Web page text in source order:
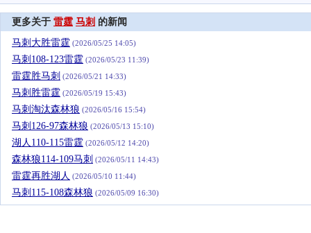
更多关于 雷霆 马刺 的新闻
马刺大胜雷霆 (2026/05/25 14:05)
马刺108-123雷霆 (2026/05/23 11:39)
雷霆胜马刺 (2026/05/21 14:33)
马刺胜雷霆 (2026/05/19 15:43)
马刺淘汰森林狼 (2026/05/16 15:54)
马刺126-97森林狼 (2026/05/13 15:10)
湖人110-115雷霆 (2026/05/12 14:20)
森林狼114-109马刺 (2026/05/11 14:43)
雷霆再胜湖人 (2026/05/10 11:44)
马刺115-108森林狼 (2026/05/09 16:30)